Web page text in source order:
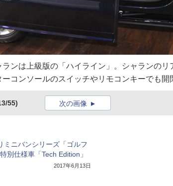
ンは上級版の「ハイライン」。シャランの
コンソールのスイッチやリモコンキーでも開
55) 次の画像
ミニバンシリーズ「ゴルフ
別仕様車「Tech Edition」
2017年6月13日